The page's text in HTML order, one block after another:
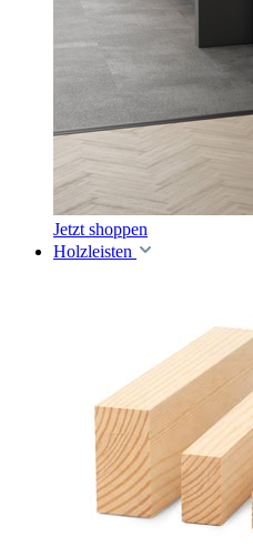
Jetzt shoppen
Holzleisten